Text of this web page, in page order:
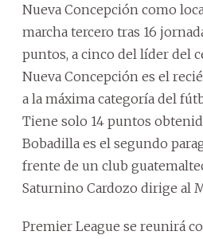
Nueva Concepción como
marcha tercero tras 16
puntos, a cinco del líder del
Nueva Concepción es el
a la máxima categoría del
Tiene solo 14 puntos
Bobadilla es el segundo
frente de un club
Saturnino Cardozo dirige al
Premier League se reunirá